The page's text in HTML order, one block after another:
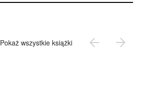
Pokaż wszystkie książki